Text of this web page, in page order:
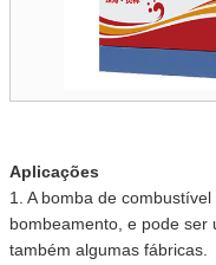
Aplicações
1. A bomba de
bombeamento, e pode ser
também algumas fábricas.